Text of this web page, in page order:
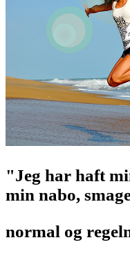
"Jeg har haft
min nabo,
normal og